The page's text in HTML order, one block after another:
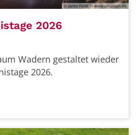
© Janko Ferlic in www.unsplash.de
2026
Wadern gestaltet wieder
2026.